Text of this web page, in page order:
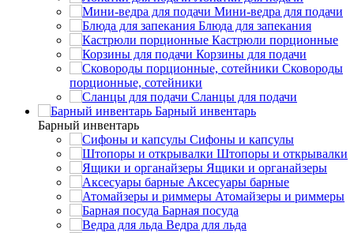
Мини-ведра для подачи
Блюда для запекания
Кастрюли порционные
Корзины для подачи
Сковороды
порционные, сотейники
Сланцы для подачи
Барный инвентарь
Барный инвентарь
Сифоны и капсулы
Штопоры и открывалки
Ящики и органайзеры
Аксесуары барные
Атомайзеры и риммеры
Барная посуда
Ведра для льда